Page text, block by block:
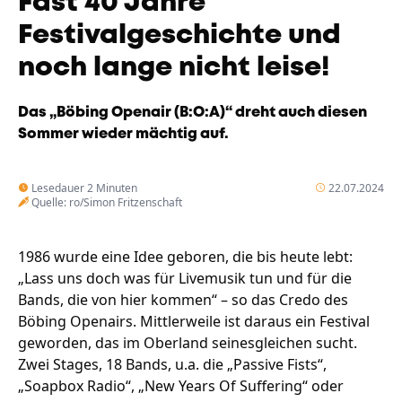
Unternehmen
Das geheime Geräusch
Wandern
Fotobox
Programm
Nachgehört
Newsletter
Zeit fürs Oberland
Handwerker
Festivalgeschichte und
noch lange nicht leise!
Das „Böbing Openair (B:O:A)“ dreht auch diesen
Sommer wieder mächtig auf.
Lesedauer 2 Minuten
Quelle: ro/Simon Fritzenschaft
22.07.2024
1986 wurde eine Idee geboren, die bis heute lebt:
„Lass uns doch was für Livemusik tun und für die
Bands, die von hier kommen“ – so das Credo des
Böbing Openairs. Mittlerweile ist daraus ein Festival
geworden, das im Oberland seinesgleichen sucht.
Zwei Stages, 18 Bands, u.a. die „Passive Fists“,
„Soapbox Radio“, „New Years Of Suffering“ oder